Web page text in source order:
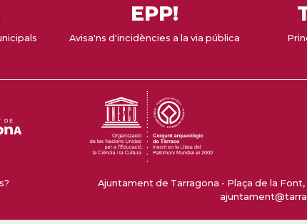
EPP!
Avisa'ns d'incidències a la via pública
Ajuntament de Tarragona - Plaça de la Font,